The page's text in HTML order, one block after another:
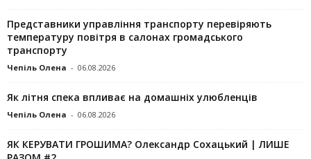
Представники управління транспорту перевіряють
температуру повітря в салонах громадського
транспорту
Чепіль Олена - 06.08.2026
Як літня спека впливає на домашніх улюбленців
Чепіль Олена - 06.08.2026
ЯК КЕРУВАТИ ГРОШИМА? Олександр Сохацький | ЛИШЕ